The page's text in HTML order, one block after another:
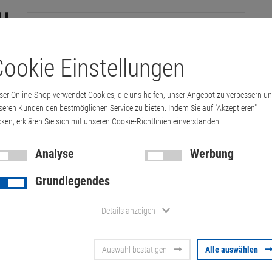
Drucker & Kopierer Kabel Multimedia & HDTV
TFT-LCD Monitor TFT-LCD Display 21"-22" 21,5" Lenovo
21,5"
LED Tiny-
Kratzer +
Artikel-Nummer:10073181
Einstellungen
Online-Shop verwendet Cookies, die uns helfen, unser Angebot zu verbessern
Kunden den bestmöglichen Service zu bieten. Indem Sie auf "Akzeptieren"
erklären Sie sich mit unseren Cookie-Richtlinien einverstanden.
Analyse
Werbung
Grundlegendes
Details anzeigen
Auswahl bestätigen Alle auswählen